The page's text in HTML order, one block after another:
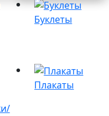
Буклеты
Плакаты